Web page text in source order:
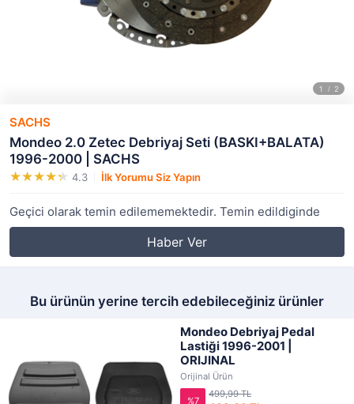
SACHS
Mondeo 2.0 Zetec Debriyaj Seti (BASKI+BALATA)
1996-2000 | SACHS
4.3 İlk Yorumu Siz Yapın
Geçici olarak temin edilememektedir. Temin edildiginde
Haber Ver
Bu ürünün yerine tercih edebileceğiniz ürünler
Mondeo Debriyaj Pedal
Lastiği 1996-2001 |
ORIJINAL
Orijinal Ürün
%7
499,99 TL